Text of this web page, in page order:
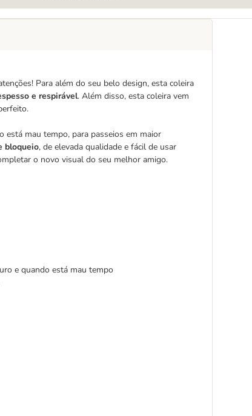
Para além do seu belo design, esta coleira
e respirável. Além disso, esta coleira vem
mau tempo, para passeios em maior
bloqueio, de elevada qualidade e fácil de usar
o novo visual do seu melhor amigo.
e quando está mau tempo